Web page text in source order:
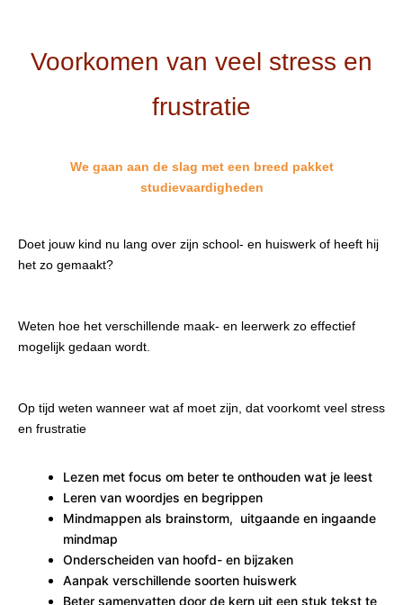
Voorkomen van veel stress en
frustratie
We gaan aan de slag met een breed pakket
studievaardigheden
Doet jouw kind nu lang over zijn school- en huiswerk of heeft hij
het zo gemaakt?
Weten hoe het verschillende maak- en leerwerk zo effectief
mogelijk gedaan wordt.
Op tijd weten wanneer wat af moet zijn, dat voorkomt veel stress
en frustratie
Lezen met focus om beter te onthouden wat je leest
Leren van woordjes en begrippen
Mindmappen als brainstorm, uitgaande en ingaande
mindmap
Onderscheiden van hoofd- en bijzaken
Aanpak verschillende soorten huiswerk
Beter samenvatten door de kern uit een stuk tekst te